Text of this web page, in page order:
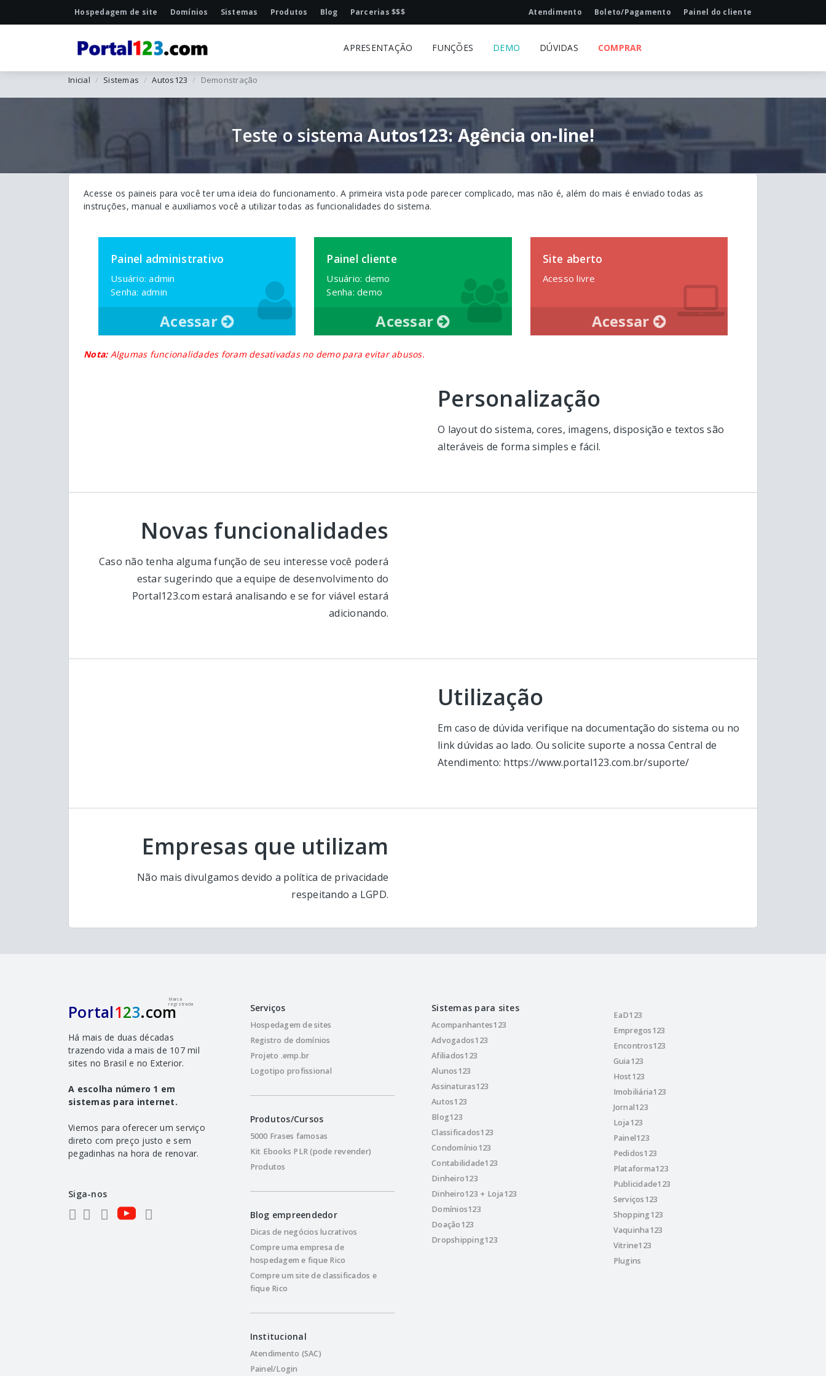
Hospedagem de site Domínios Sistemas Produtos Blog Parcerias $$$ Atendimento Boleto/Pagamento Painel do cliente
APRESENTAÇÃO FUNÇÕES DEMO DÚVIDAS COMPRAR
Inicial Sistemas Autos123 Demonstração
Teste o sistemaAutos123: Agência on-line!
Acesse os paineis para você ter uma ideia do funcionamento. A primeira vista pode parecer complicado, mas não é, além do mais é enviado todas as
instruções, manual e auxiliamos você a utilizar todas as funcionalidades do sistema.
Painel administrativo
Usuário: admin
Senha: admin
Acessar
Painel cliente
Usuário: demo
Senha: demo
Acessar
Site aberto
Acesso livre
Acessar
Nota:Algumas funcionalidades foram desativadas no demo para evitar abusos.
Personalização
O layout do sistema, cores, imagens, disposição e textos são
alteráveis de forma simples e fácil.
Novas funcionalidades
Caso não tenha alguma função de seu interesse você poderá
estar sugerindo que a equipe de desenvolvimento do
Portal123.com estará analisando e se for viável estará
adicionando.
Utilização
Em caso de dúvida verifique na documentação do sistema ou no
link dúvidas ao lado. Ou solicite suporte a nossa Central de
Atendimento: https://www.portal123.com.br/suporte/
Empresas que utilizam
Não mais divulgamos devido a política de privacidade
respeitando a LGPD.
Portal123.com
Marca
registrada
Há mais de duas décadas
trazendo vida a mais de 107 mil
sites no Brasil e no Exterior.
A escolha número 1 em
sistemas para internet.
Viemos para oferecer um serviço
direto com preço justo e sem
pegadinhas na hora de renovar.
Siga-nos
Serviços
Hospedagem de sites
Registro de domínios
Projeto .emp.br
Logotipo profissional
Produtos/Cursos
5000 Frases famosas
Kit Ebooks PLR (pode revender)
Produtos
Blog empreendedor
Dicas de negócios lucrativos
Compre uma empresa de
hospedagem e fique Rico
Compre um site de classificados e
fique Rico
Institucional
Atendimento (SAC)
Painel/Login
Sistemas para sites
Acompanhantes123
Advogados123
Afiliados123
Alunos123
Assinaturas123
Autos123
Blog123
Classificados123
Condomínio123
Contabilidade123
Dinheiro123
Dinheiro123 + Loja123
Domínios123
Doação123
Dropshipping123
EaD123
Empregos123
Encontros123
Guia123
Host123
Imobiliária123
Jornal123
Loja123
Painel123
Pedidos123
Plataforma123
Publicidade123
Serviços123
Shopping123
Vaquinha123
Vitrine123
Plugins